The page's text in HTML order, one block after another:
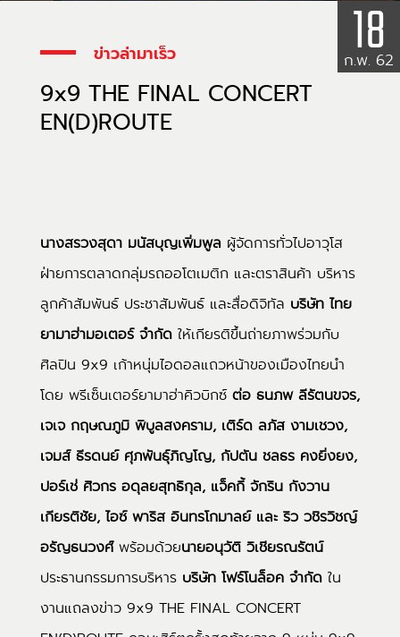
ข่าวล่ามาเร็ว
9x9 THE FINAL CONCERT
EN(D)ROUTE
18
ก.พ. 62
นางสรวงสุดา มนัสบุญเพิ่มพูล ผู้จัดการทั่วไปอาวุโส
ฝ่ายการตลาดกลุ่มรถออโตเมติก และตราสินค้า บริหาร
ลูกค้าสัมพันธ์ ประชาสัมพันธ์ และสื่อดิจิทัล บริษัท ไทย
ยามาฮ่ามอเตอร์ จำกัดให้เกียรติขึ้นถ่ายภาพร่วมกับ
ศิลปิน 9x9 เก้าหนุ่มไอดอลแถวหน้าของเมืองไทยนำ
โดย พรีเซ็นเตอร์ยามาฮ่าคิวบิกซ์ ต่อ ธนภพ ลีรัตนขจร,
เจเจ กฤษณภูมิ พิบูลสงคราม, เติร์ด ลภัส งามเชวง,
เจมส์ ธีรดนย์ ศุภพันธุ์ภิญโญ, กัปตัน ชลธร คงยิ่งยง,
ปอร์เช่ ศิวกร อดุลยสุทธิกุล, แจ็คกี้ จักริน กังวาน
เกียรติชัย, ไอซ์ พาริส อินทรโกมาลย์ และ ริว วชิรวิชญ์
อรัญธนวงศ์พร้อมด้วยนายอนุวัติ วิเชียรณรัตน์
ประธานกรรมการบริหาร บริษัท โฟร์โนล็อค จำกัดใน
งานแถลงข่าว 9x9 THE FINAL CONCERT